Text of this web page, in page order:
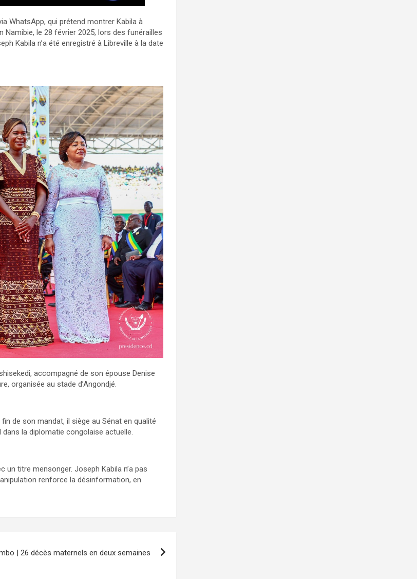
WhatsApp, qui prétend montrer Kabila à
Namibie, le 28 février 2025, lors des funérailles
Kabila n’a été enregistré à Libreville à la date
accompagné de son épouse Denise
organisée au stade d’Angondjé.
de son mandat, il siège au Sénat en qualité
la diplomatie congolaise actuelle.
titre mensonger. Joseph Kabila n’a pas
renforce la désinformation, en
| 26 décès maternels en deux semaines